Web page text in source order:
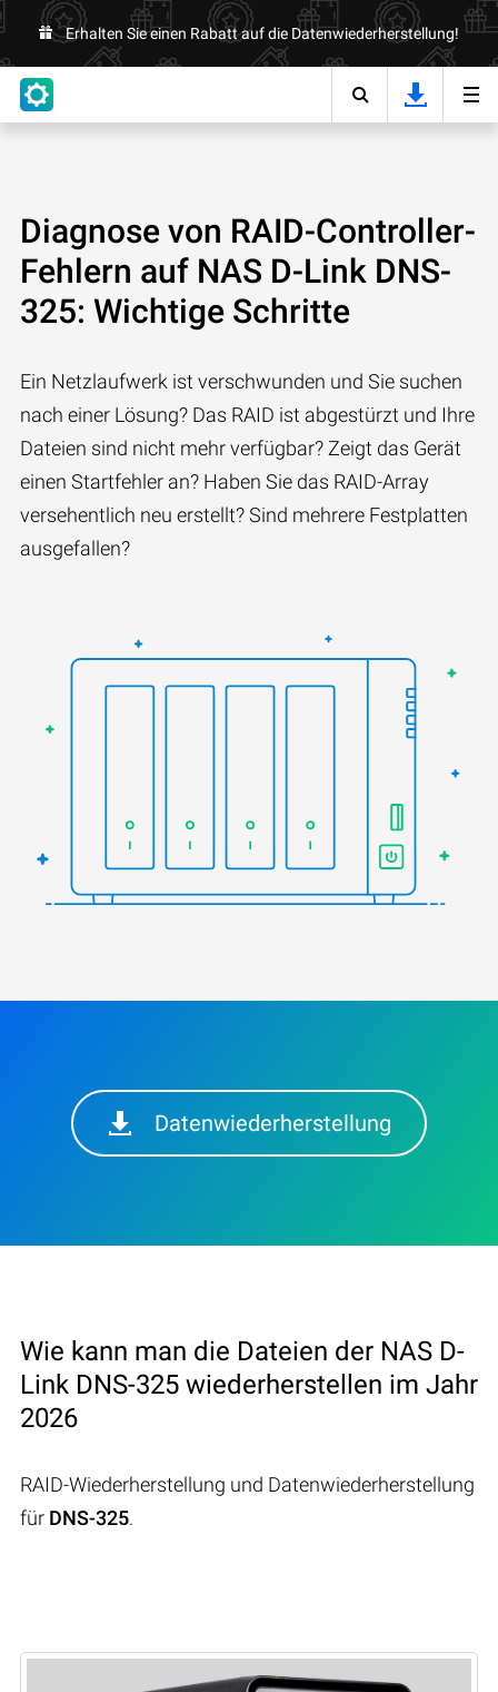
Erhalten Sie einen Rabatt auf die Datenwiederherstellung!
Diagnose von RAID-Controller-
Fehlern auf NAS D-Link DNS-
325: Wichtige Schritte
Ein Netzlaufwerk ist verschwunden und Sie suchen
nach einer Lösung? Das RAID ist abgestürzt und Ihre
Dateien sind nicht mehr verfügbar? Zeigt das Gerät
einen Startfehler an? Haben Sie das RAID-Array
versehentlich neu erstellt? Sind mehrere Festplatten
ausgefallen?
Datenwiederherstellung
Wie kann man die Dateien der NAS D-
Link DNS-325 wiederherstellen im Jahr
2026
RAID-Wiederherstellung und Datenwiederherstellung
für DNS-325.